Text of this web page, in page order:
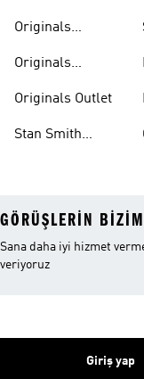
Originals
Originals
Originals Outlet
Stan Smith
GÖRÜŞLERIN
Sana daha iyi hizmet
veriyoruz
Giriş yap